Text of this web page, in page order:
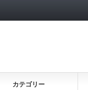
カテゴリー